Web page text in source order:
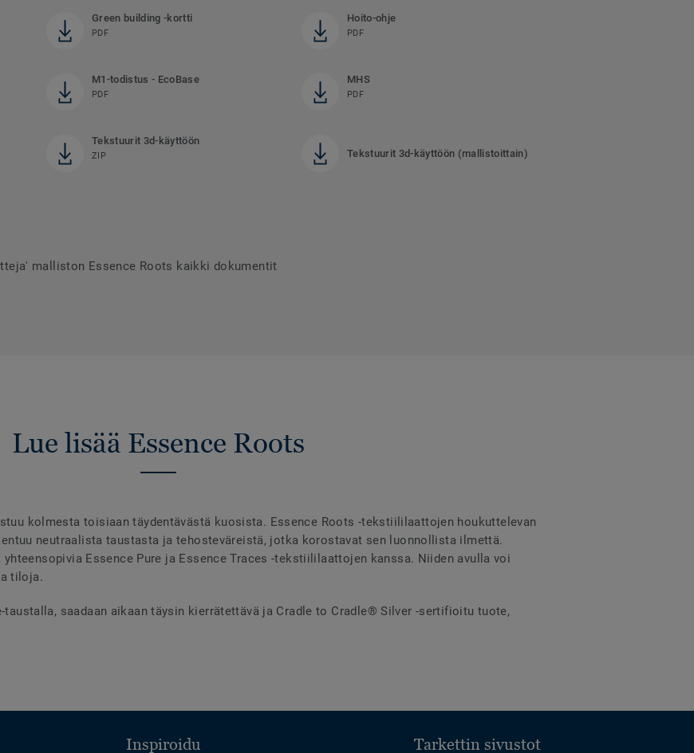
Green building -kortti
PDF
Hoito-ohje
PDF
M1-todistus - EcoBase
PDF
MHS
PDF
Tekstuurit 3d-käyttöön
ZIP Tekstuurit 3d-käyttöön (mallistoittain)
malliston Essence Roots kaikki dokumentit
Lue lisää Essence Roots
kolmesta toisiaan täydentävästä kuosista. Essence Roots -tekstiililaattojen houkuttelevan
neutraalista taustasta ja tehosteväreistä, jotka korostavat sen luonnollista ilmettä.
Essence Pure ja Essence Traces -tekstiililaattojen kanssa. Niiden avulla voi
tiloja.
taustalla, saadaan aikaan täysin kierrätettävä ja Cradle to Cradle® Silver -sertifioitu tuote,
Inspiroidu Tarkettin sivustot